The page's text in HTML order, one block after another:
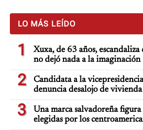
LO MÁS LEÍDO
1
Xuxa, de 63 años,
no dejó nada a la imaginación
2
Candidata a la
denuncia desalojo de vivienda
3
Una marca salvadoreña
elegidas por los